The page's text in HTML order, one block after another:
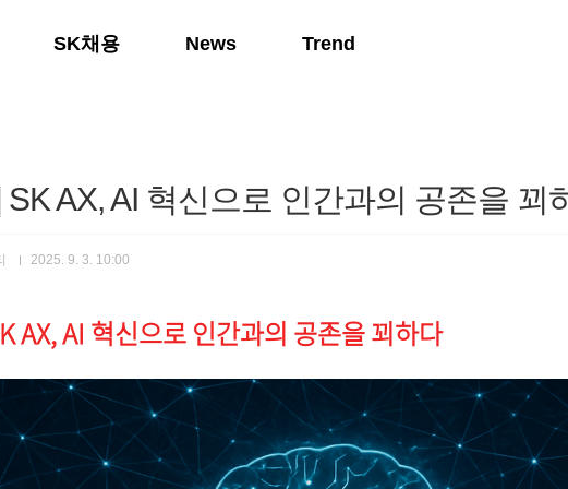
SK채용 News Trend
SK AX, AI 혁신으로 인간과의 공존을 꾀
2025. 9. 3. 10:00
AX, AI 혁신으로 인간과의 공존을 꾀하다